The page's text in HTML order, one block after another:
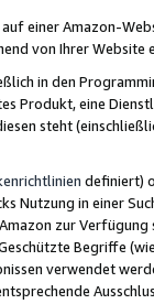
einer Amazon-
von Ihrer
in den
Produkt, eine
steht
definiert)
Nutzung in einer
zur
Begriffe
verwendet